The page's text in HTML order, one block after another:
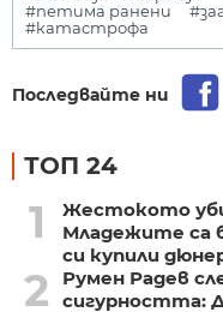
#петима ранени
#катастрофа
Последвайте ни
ТОП 24
1
Жестокото
Младежите са
си купили
2
Румен Радев
сигурността: